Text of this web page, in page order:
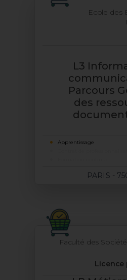
Ecole des
L3
Parcours
des
Apprentissage
PARIS -
Faculté des
Licence